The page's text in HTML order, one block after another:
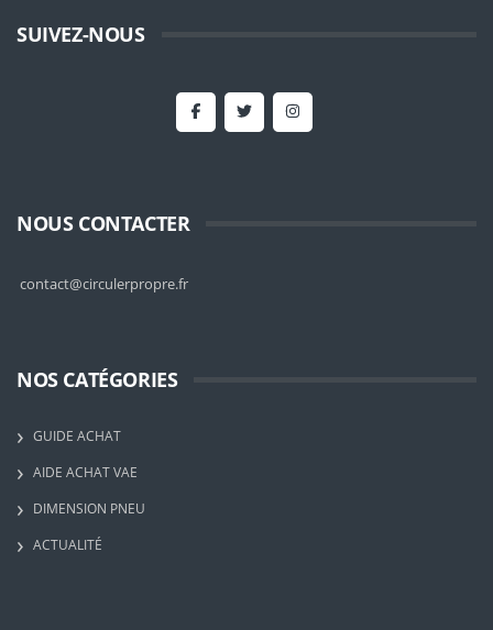
SUIVEZ-NOUS
NOUS CONTACTER
contact@circulerpropre.fr
NOS CATÉGORIES
GUIDE ACHAT
AIDE ACHAT VAE
DIMENSION PNEU
ACTUALITÉ